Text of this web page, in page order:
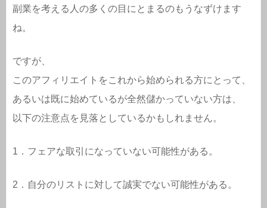
副業を考える人の多くの目にとまるのもうなずけます
ね。
ですが、
このアフィリエイトをこれから始められる方にとって、
あるいは既に始めているが全然儲かっていない方は、
以下の注意点を見落としているかもしれません。
1．フェアな取引になっていない可能性がある。
2．自分のリストに対して誠実でない可能性がある。